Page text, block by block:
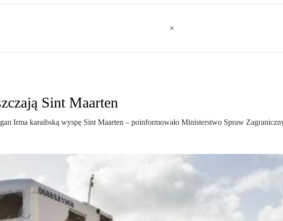
Sint Maarten
Irma karaibską wyspę Sint Maarten – poinformowało Ministerstwo Spraw